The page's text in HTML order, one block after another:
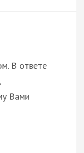
В ответе
Вами